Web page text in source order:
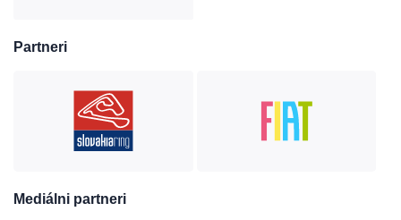
Partneri
Mediálni partneri